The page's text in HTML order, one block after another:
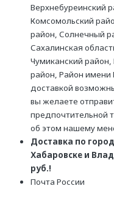
Верхнебуреинский
Комсомольский
район, Солнечный
Сахалинская
Чумиканский
район, Район имени
доставкой
вы желаете
предпочтительной
об этом нашему
Доставка по
Хабаровске и
руб.!
Почта России